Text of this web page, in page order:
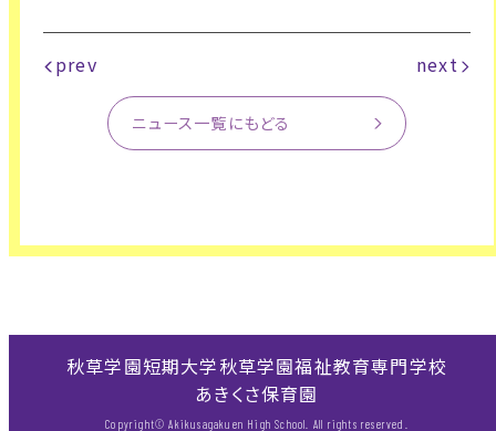
prev next
ニュース一覧にもどる
秋草学園短期大学秋草学園福祉教育専門学校
あきくさ保育園
Copyright© Akikusagakuen High School. All rights reserved.